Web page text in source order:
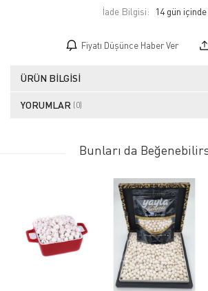
İade Bilgisi:
Fiyatı Düşünce Haber Ver
ÜRÜN BILGISI
YORUMLAR (0)
Bunları da